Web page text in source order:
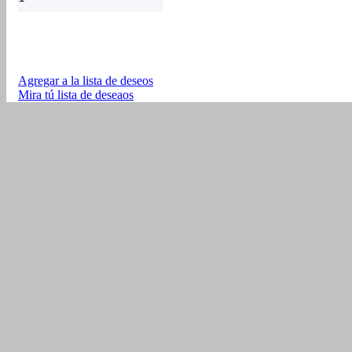
+
Bases
Cortavientos
Agregar a la lista de deseos
Mira tú lista de deseaos